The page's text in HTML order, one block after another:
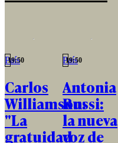
empiezan a
por la
organismo.
País
19:50
Carlos
Williamson:
"La
gratuidad
País
19:50
Antonia
Russi:
la nueva
voz de